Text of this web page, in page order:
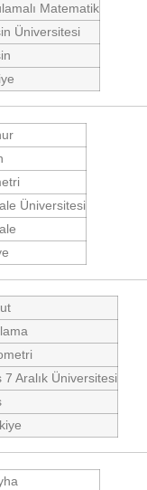
Matematik
Üniversitesi
Üniversitesi
7 Aralık Üniversitesi